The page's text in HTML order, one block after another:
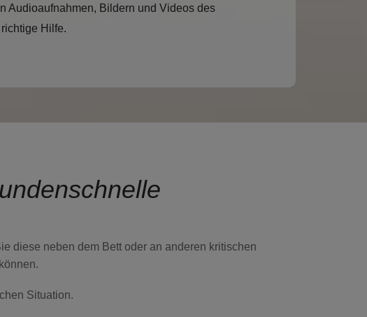
Audioaufnahmen, Bildern und Videos des
Hilfe.
diese neben dem Bett oder an anderen kritischen
Situation.